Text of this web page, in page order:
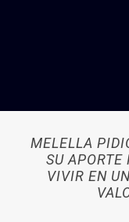
MELELLA
SU APORTE
VIVIR EN